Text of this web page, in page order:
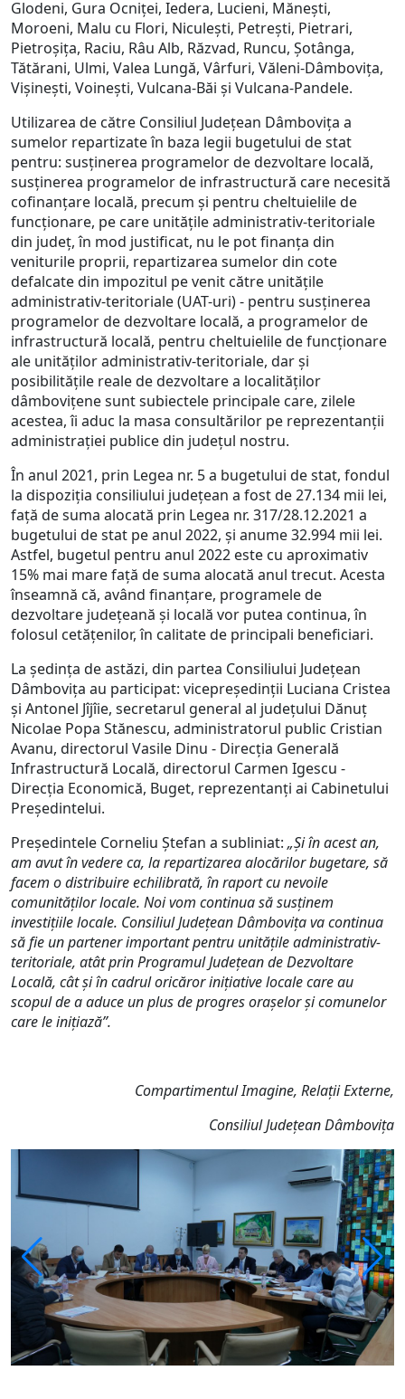
Glodeni, Gura Ocniței, Iedera, Lucieni, Mănești,
Moroeni, Malu cu Flori, Niculești, Petrești, Pietrari,
Pietroșița, Raciu, Râu Alb, Răzvad, Runcu, Șotânga,
Tătărani, Ulmi, Valea Lungă, Vârfuri, Văleni-Dâmbovița,
Vișinești, Voinești, Vulcana-Băi și Vulcana-Pandele.
Utilizarea de către Consiliul Județean Dâmbovița a
sumelor repartizate în baza legii bugetului de stat
pentru: susținerea programelor de dezvoltare locală,
susținerea programelor de infrastructură care necesită
cofinanțare locală, precum și pentru cheltuielile de
funcționare, pe care unitățile administrativ-teritoriale
din județ, în mod justificat, nu le pot finanța din
veniturile proprii, repartizarea sumelor din cote
defalcate din impozitul pe venit către unităţile
administrativ-teritoriale (UAT-uri) - pentru susținerea
programelor de dezvoltare locală, a programelor de
infrastructură locală, pentru cheltuielile de funcționare
ale unităților administrativ-teritoriale, dar și
posibilitățile reale de dezvoltare a localităților
dâmbovițene sunt subiectele principale care, zilele
acestea, îi aduc la masa consultărilor pe reprezentanții
administrației publice din județul nostru.
În anul 2021, prin Legea nr. 5 a bugetului de stat, fondul
la dispoziția consiliului județean a fost de 27.134 mii lei,
față de suma alocată prin Legea nr. 317/28.12.2021 a
bugetului de stat pe anul 2022, și anume 32.994 mii lei.
Astfel, bugetul pentru anul 2022 este cu aproximativ
15% mai mare față de suma alocată anul trecut. Acesta
înseamnă că, având finanțare, programele de
dezvoltare județeană și locală vor putea continua, în
folosul cetățenilor, în calitate de principali beneficiari.
La ședința de astăzi, din partea Consiliului Județean
Dâmbovița au participat: vicepreședinții Luciana Cristea
și Antonel Jîjîie, secretarul general al județului Dănuț
Nicolae Popa Stănescu, administratorul public Cristian
Avanu, directorul Vasile Dinu - Direcția Generală
Infrastructură Locală, directorul Carmen Igescu -
Direcția Economică, Buget, reprezentanți ai Cabinetului
Președintelui.
Președintele Corneliu Ștefan a subliniat: „Și în acest an,
am avut în vedere ca, la repartizarea alocărilor bugetare, să
facem o distribuire echilibrată, în raport cu nevoile
comunităților locale. Noi vom continua să susținem
investițiile locale. Consiliul Județean Dâmbovița va continua
să fie un partener important pentru unitățile administrativ-
teritoriale, atât prin Programul Județean de Dezvoltare
Locală, cât și în cadrul oricăror inițiative locale care au
scopul de a aduce un plus de progres orașelor și comunelor
care le inițiază”.
Compartimentul Imagine, Relații Externe,
Consiliul Județean Dâmbovița